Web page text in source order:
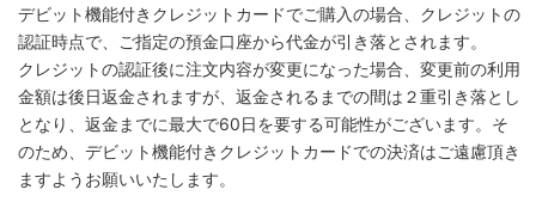
デビット機能付きクレジットカードでご購入の場合、クレジットの
認証時点で、ご指定の預金口座から代金が引き落とされます。
クレジットの認証後に注文内容が変更になった場合、変更前の利用
金額は後日返金されますが、返金されるまでの間は２重引き落とし
となり、返金までに最大で60日を要する可能性がございます。そ
のため、デビット機能付きクレジットカードでの決済はご遠慮頂き
ますようお願いいたします。